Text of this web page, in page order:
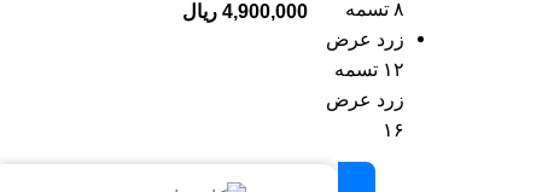
4,900,000 ریال